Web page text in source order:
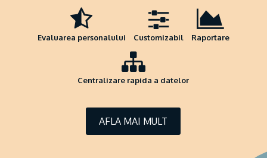
Evaluarea personalului Customizabil Raportare
Centralizare rapida a datelor
AFLA MAI MULT